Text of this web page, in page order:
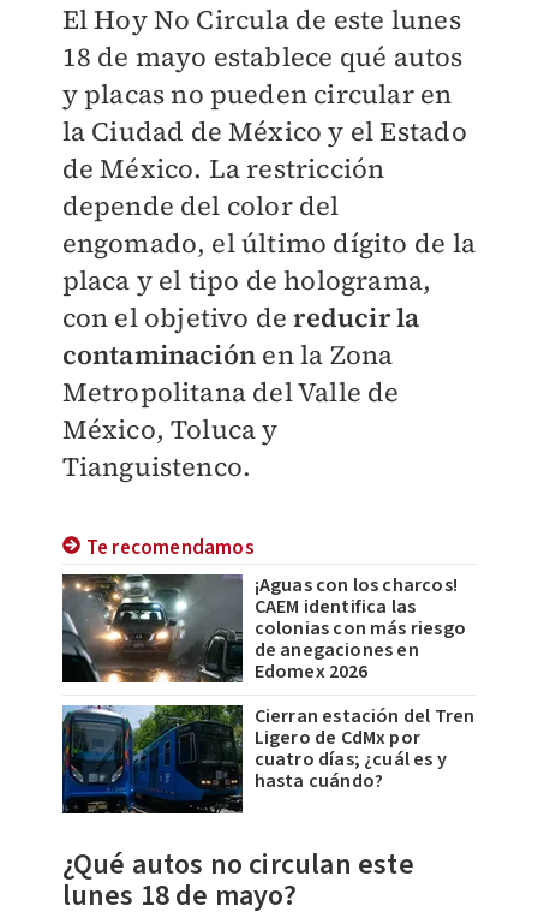
El Hoy No Circula de este lunes
18 de mayo establece qué autos
y placas no pueden circular en
la Ciudad de México y el Estado
de México. La restricción
depende del color del
engomado, el último dígito de la
placa y el tipo de holograma,
con el objetivo dereducir la
contaminación en la Zona
Metropolitana del Valle de
México, Toluca y
Tianguistenco.
Te recomendamos
¡Aguas con los charcos!
CAEM identifica las
colonias con más riesgo
de anegaciones en
Edomex 2026
Cierran estación del Tren
Ligero de CdMx por
cuatro días; ¿cuál es y
hasta cuándo?
¿Qué autos no circulan este
lunes 18 de mayo?